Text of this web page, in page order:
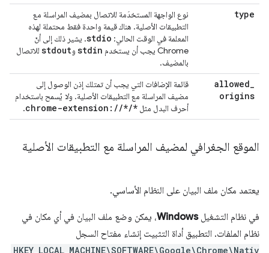
type
نوع الواجهة المستخدَمة للاتصال بمضيف المراسلة مع
التطبيقات الأصلية. هناك قيمة واحدة فقط محتملة لهذه
المعلمة في الوقت الحالي: stdio. يشير ذلك إلى أنّ
Chrome يجب أن يستخدم
stdin وstdout للاتصال
بالمضيف.
allowed_
origins
قائمة الإضافات التي يجب أن تمتلك إذن الوصول إلى
مضيف المراسلة مع التطبيقات الأصلية. ولا يُسمح باستخدام
أحرف البدل مثل
chrome-extension: //*/*
.
الموقع الجغرافي لمضيف المراسلة مع التطبيقات الأصلية
يعتمد مكان ملف البيان على النظام الأساسي.
في نظام التشغيلWindows، يمكن وضع ملف البيان في أي مكان في
نظام الملفات. التطبيق أداة التثبيت إنشاء مفتاح السجل
HKEY_LOCAL_MACHINE\SOFTWARE\Google\Chrome\Nativ